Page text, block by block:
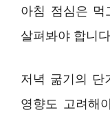
아침 점심은 먹
살펴봐야 합니
저녁 굶기의 단
영향도 고려해